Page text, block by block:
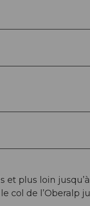
et plus loin jusqu’à
col de l’Oberalp